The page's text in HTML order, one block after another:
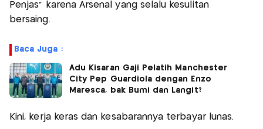
Penjas" karena Arsenal yang selalu kesulitan
bersaing.
Baca Juga :
Adu Kisaran Gaji Pelatih Manchester
City Pep Guardiola dengan Enzo
Maresca, bak Bumi dan Langit?
Kini, kerja keras dan kesabarannya terbayar lunas.